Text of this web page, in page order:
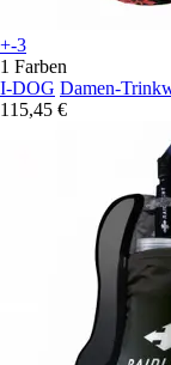
+-3
1 Farben
I-DOG Damen-
115,45 €